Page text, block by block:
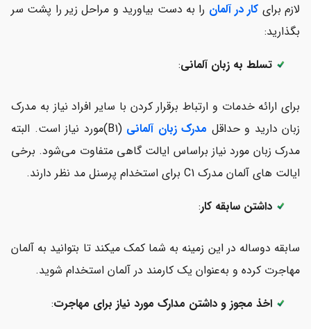
لازم برای کار در آلمان را به دست بیاورید و مراحل زیر را پشت سر
بگذارید:
تسلط به زبان آلمانی:
برای ارائه خدمات و ارتباط برقرار کردن با سایر افراد نیاز به مدرک
زبان دارید و حداقل مدرک زبان آلمانی
(B1)مورد نیاز است. البته
مدرک زبان مورد نیاز براساس ایالت گاهی متفاوت می‌شود. برخی
ایالت های آلمان مدرک C1 برای استخدام پرسنل مد نظر دارند.
داشتن سابقه کار:
سابقه دوساله در این زمینه به شما کمک میکند تا بتوانید به آلمان
مهاجرت کرده و به‌عنوان یک کارمند در آلمان استخدام شوید.
اخذ مجوز و داشتن مدارک مورد نیاز برای مهاجرت: